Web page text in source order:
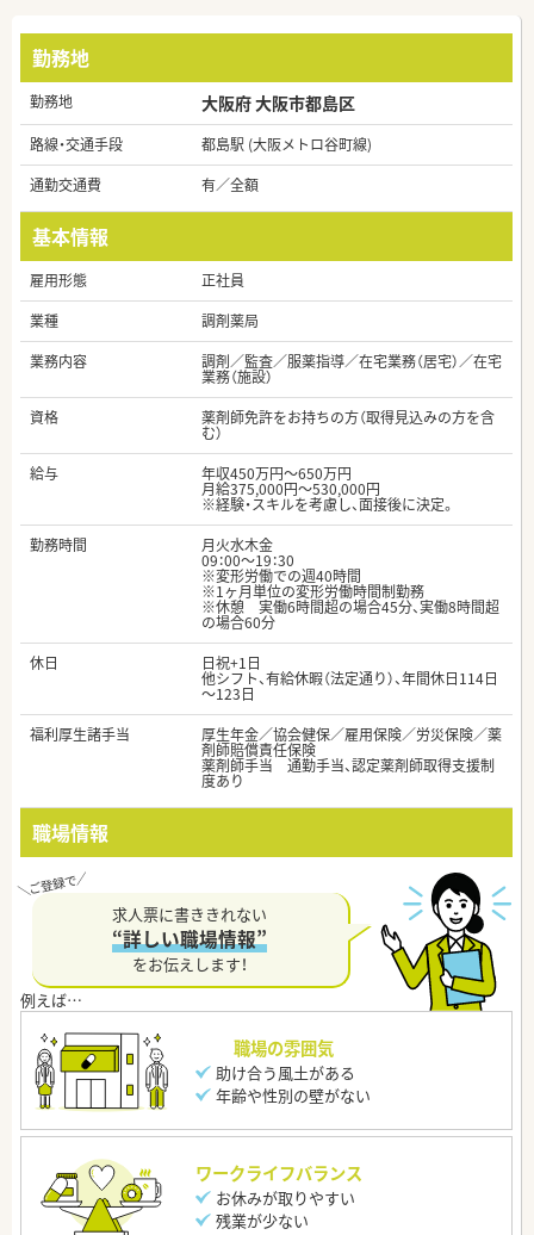
勤務地
勤務地 大阪府 大阪市都島区
路線・交通手段
都島駅 (大阪メトロ谷町線)
通勤交通費
有／全額
基本情報
雇用形態
正社員
業種
調剤薬局
業務内容
調剤／監査／服薬指導／在宅業務（居宅）／在宅
業務（施設）
資格
薬剤師免許をお持ちの方（取得見込みの方を含
む）
給与
年収450万円～650万円
月給375,000円～530,000円
※経験・スキルを考慮し、面接後に決定。
勤務時間
月火水木金
09：00～19：30
※変形労働での週40時間
※1ヶ月単位の変形労働時間制勤務
※休憩 実働6時間超の場合45分、実働8時間超
の場合60分
休日
日祝+1日
他シフト、有給休暇（法定通り）、年間休日114日
～123日
福利厚生諸手当
厚生年金／協会健保／雇用保険／労災保険／薬
剤師賠償責任保険
薬剤師手当 通勤手当、認定薬剤師取得支援制
度あり
職場情報
求人票に書ききれない
“詳しい職場情報”
をお伝えします！
職場の雰囲気
助け合う風土がある
年齢や性別の壁がない
ワークライフバランス
お休みが取りやすい
残業が少ない